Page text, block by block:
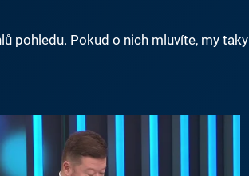
pohledu. Pokud o nich mluvíte, my taky